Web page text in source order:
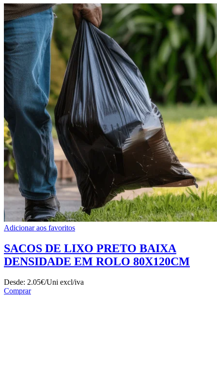
Adicionar aos favoritos
SACOS DE LIXO PRETO BAIXA
DENSIDADE EM ROLO 80X120CM
Desde: 2.05€/Uni excl/iva
Comprar